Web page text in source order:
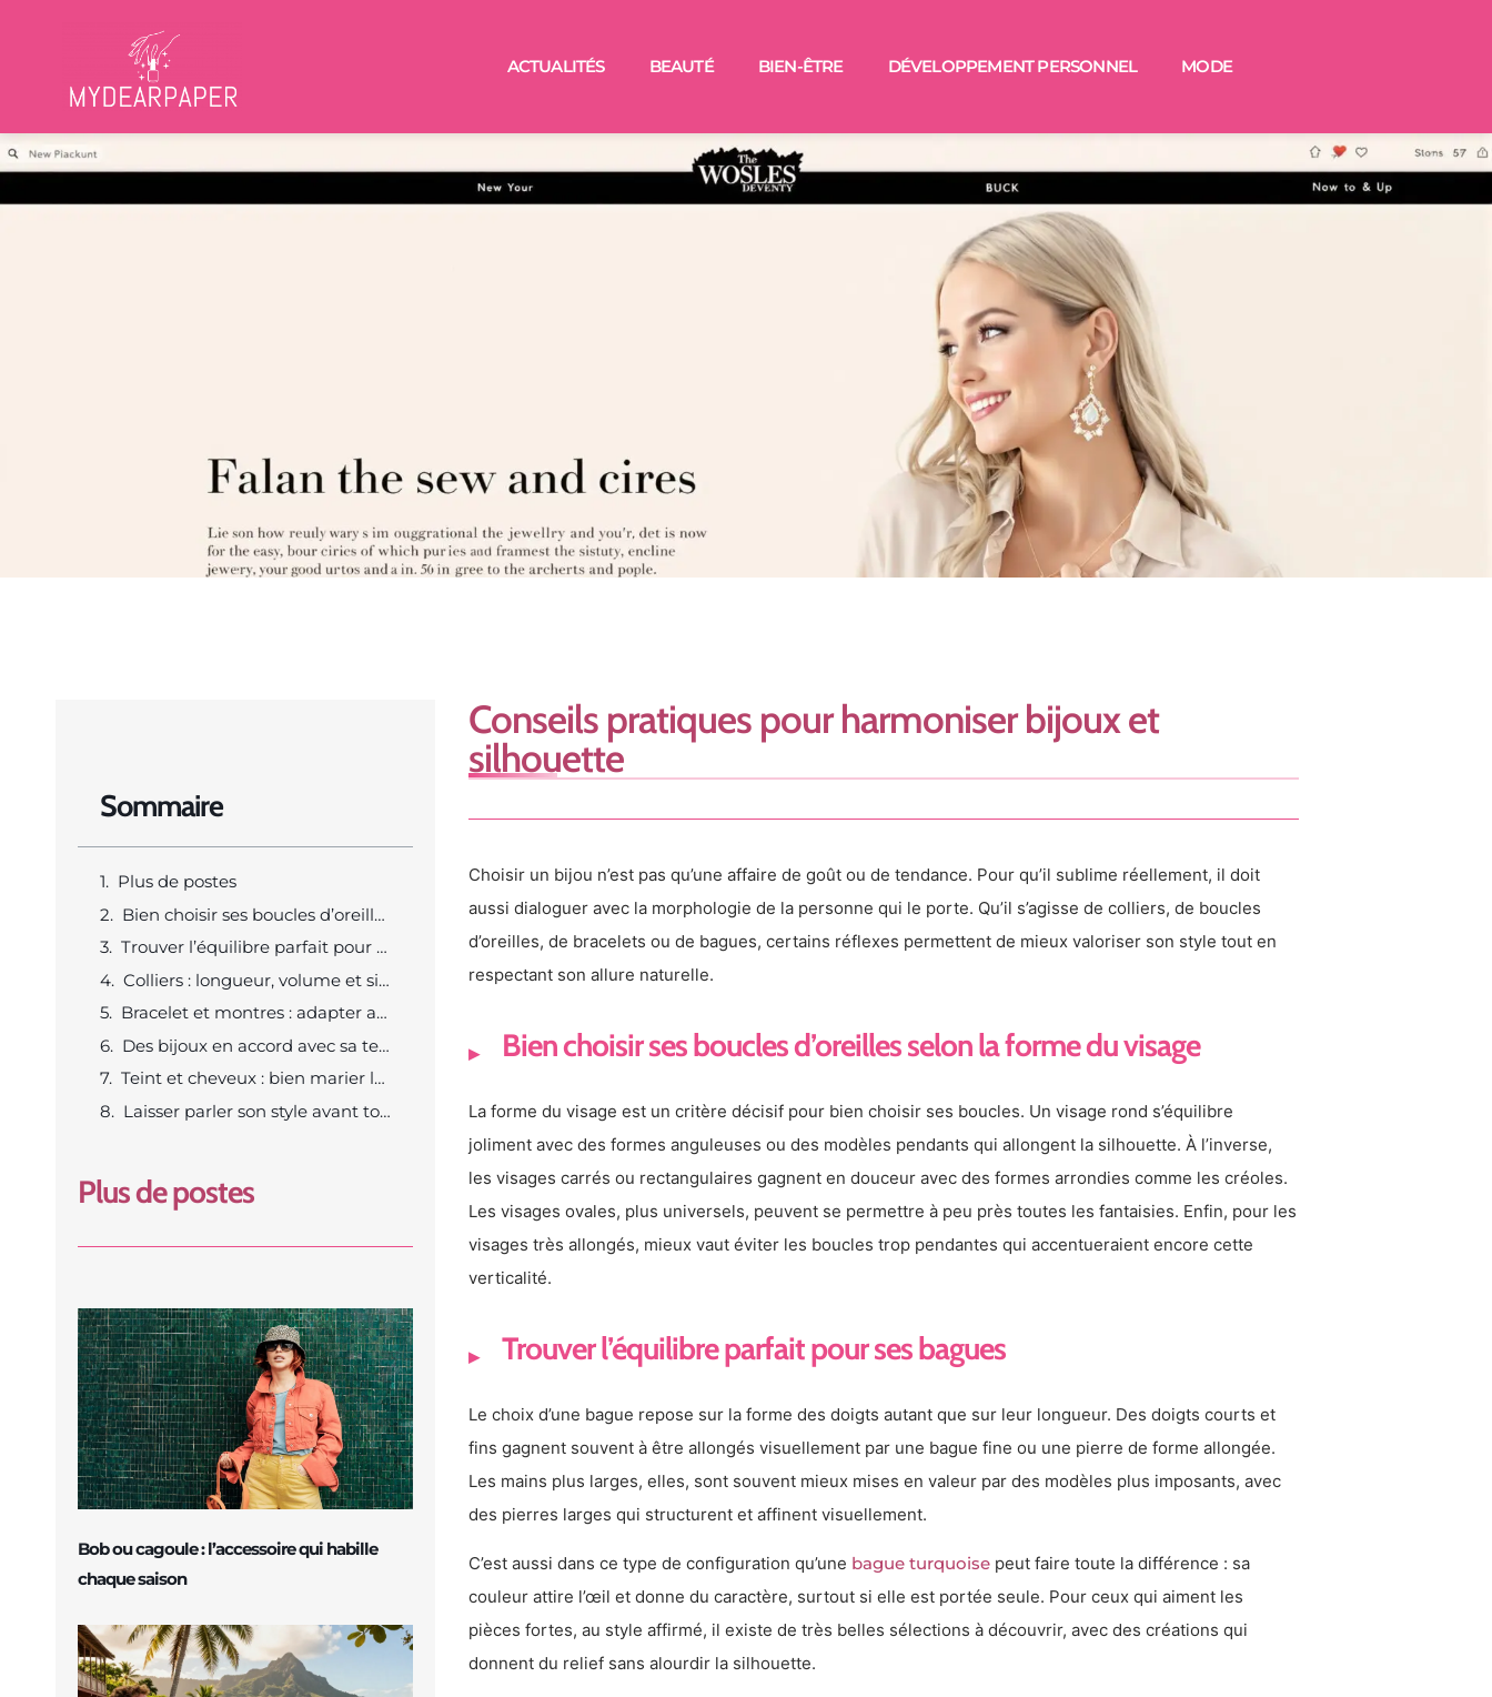
ACTUALITÉS BEAUTÉ BIEN-ÊTRE DÉVELOPPEMENT PERSONNEL MODE
Sommaire
Plus de postes
Bien choisir ses boucles d’oreilles selon la forme du visage
Trouver l’équilibre parfait pour ses bagues
Colliers : longueur, volume et silhouette à prendre en compte
Bracelet et montres : adapter au poignet
Des bijoux en accord avec sa tenue et ses accessoires
Teint et cheveux : bien marier les couleurs de métaux
Laisser parler son style avant tout
Plus de postes
Bob ou cagoule : l’accessoire qui habille
chaque saison
Conseils pratiques pour harmoniser bijoux et
silhouette
Choisir un bijou n’est pas qu’une affaire de goût ou de tendance. Pour qu’il sublime réellement, il doit
aussi dialoguer avec la morphologie de la personne qui le porte. Qu’il s’agisse de colliers, de boucles
d’oreilles, de bracelets ou de bagues, certains réflexes permettent de mieux valoriser son style tout en
respectant son allure naturelle.
Bien choisir ses boucles d’oreilles selon la forme du visage
La forme du visage est un critère décisif pour bien choisir ses boucles. Un visage rond s’équilibre
joliment avec des formes anguleuses ou des modèles pendants qui allongent la silhouette. À l’inverse,
les visages carrés ou rectangulaires gagnent en douceur avec des formes arrondies comme les créoles.
Les visages ovales, plus universels, peuvent se permettre à peu près toutes les fantaisies. Enfin, pour les
visages très allongés, mieux vaut éviter les boucles trop pendantes qui accentueraient encore cette
verticalité.
Trouver l’équilibre parfait pour ses bagues
Le choix d’une bague repose sur la forme des doigts autant que sur leur longueur. Des doigts courts et
fins gagnent souvent à être allongés visuellement par une bague fine ou une pierre de forme allongée.
Les mains plus larges, elles, sont souvent mieux mises en valeur par des modèles plus imposants, avec
des pierres larges qui structurent et affinent visuellement.
C’est aussi dans ce type de configuration qu’une bague turquoise peut faire toute la différence : sa
couleur attire l’œil et donne du caractère, surtout si elle est portée seule. Pour ceux qui aiment les
pièces fortes, au style affirmé, il existe de très belles sélections à découvrir, avec des créations qui
donnent du relief sans alourdir la silhouette.